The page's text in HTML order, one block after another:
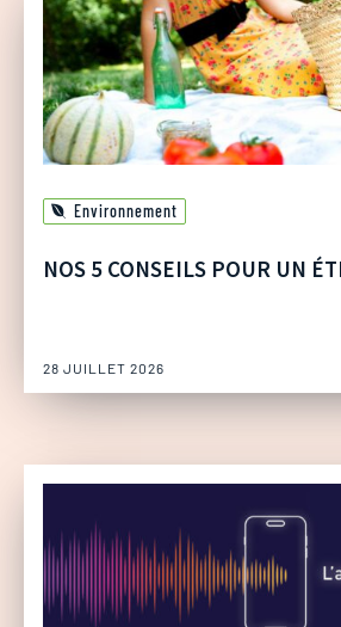
Environnement
NOS 5 CONSEILS POUR UN
28 JUILLET 2026